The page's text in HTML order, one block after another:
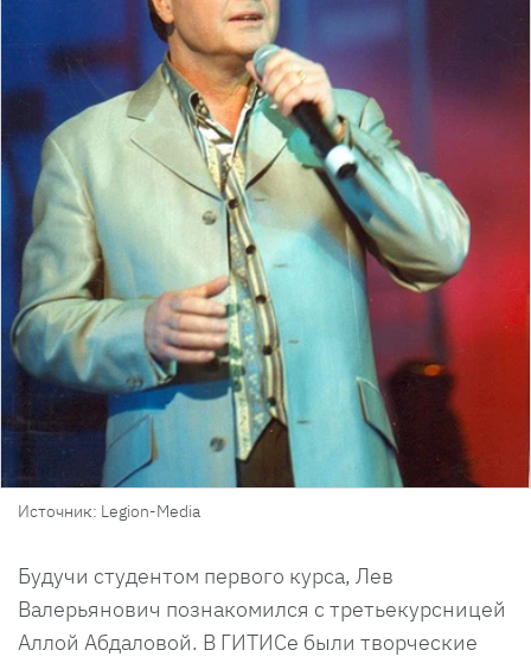
Источник: Legion-Media
Будучи студентом первого курса, Лев
Валерьянович познакомился с третьекурсницей
Аллой Абдаловой. В ГИТИСе были творческие